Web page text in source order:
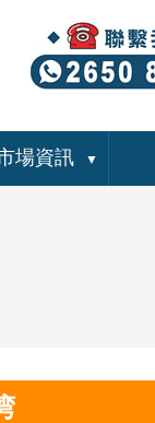
場資訊 ▼